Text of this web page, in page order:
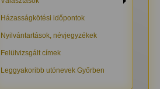
Házasságkötési időpontok
Nyilvántartások, névjegyzékek
Felülvizsgált címek
Leggyakoribb utónevek Győrben